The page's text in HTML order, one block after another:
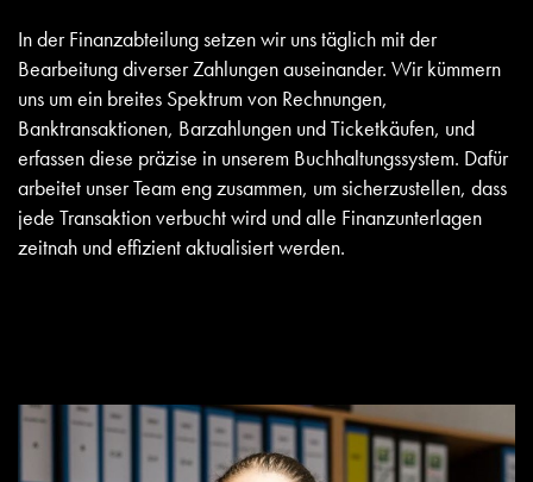
In der Finanzabteilung setzen wir uns täglich mit der
Bearbeitung diverser Zahlungen auseinander. Wir kümmern
uns um ein breites Spektrum von Rechnungen,
Banktransaktionen, Barzahlungen und Ticketkäufen, und
erfassen diese präzise in unserem Buchhaltungssystem. Dafür
arbeitet unser Team eng zusammen, um sicherzustellen, dass
jede Transaktion verbucht wird und alle Finanzunterlagen
zeitnah und effizient aktualisiert werden.